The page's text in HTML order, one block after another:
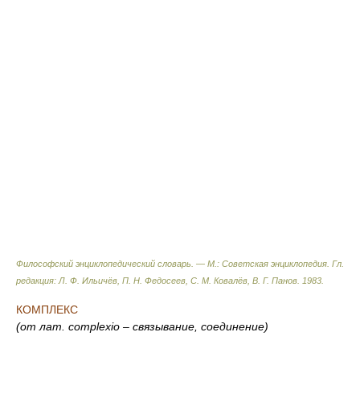
Философский энциклопедический словарь. — М.: Советская энциклопедия Гл.
редакция: Л. Ф. Ильичёв, П. Н. Федосеев, С. М. Ковалёв, В. Г. Панов 1983
КОМПЛЕКС
(от лат. complexio – связывание, соединение)